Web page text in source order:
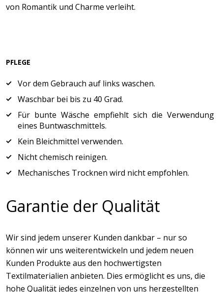
von Romantik und Charme verleiht.
PFLEGE
Vor dem Gebrauch auf links waschen.
Waschbar bei bis zu 40 Grad.
Für bunte Wäsche empfiehlt sich die Verwendung
eines Buntwaschmittels.
Kein Bleichmittel verwenden.
Nicht chemisch reinigen.
Mechanisches Trocknen wird nicht empfohlen.
Garantie der Qualität
Wir sind jedem unserer Kunden dankbar – nur so
können wir uns weiterentwickeln und jedem neuen
Kunden Produkte aus den hochwertigsten
Textilmaterialien anbieten. Dies ermöglicht es uns, die
hohe Qualität jedes einzelnen von uns hergestellten